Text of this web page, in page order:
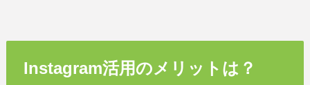
Instagram活用のメリットは？